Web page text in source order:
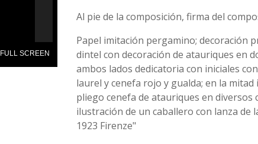
FULL SCREEN
FULL SCREEN
Al pie de la composición, firma del
Papel imitación pergamino; decoración
dintel con decoración de atauriques en
ambos lados dedicatoria con iniciales
laurel y cenefa rojo y gualda; en la
pliego cenefa de atauriques en
ilustración de un caballero con lanza de
1923 Firenze"